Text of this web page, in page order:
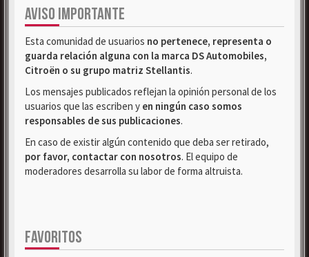
AVISO IMPORTANTE
Esta comunidad de usuarios no pertenece, representa o
guarda relación alguna con la marca DS Automobiles,
Citroën o su grupo matriz Stellantis.
Los mensajes publicados reflejan la opinión personal de los
usuarios que las escriben y en ningún caso somos
responsables de sus publicaciones.
En caso de existir algún contenido que deba ser retirado,
por favor, contactar con nosotros. El equipo de
moderadores desarrolla su labor de forma altruista.
FAVORITOS